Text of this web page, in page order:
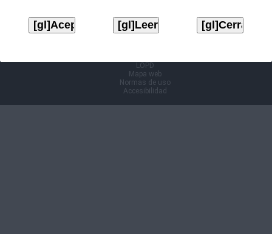
LOPD
Mapa web
Normas de uso
Accesibilidad